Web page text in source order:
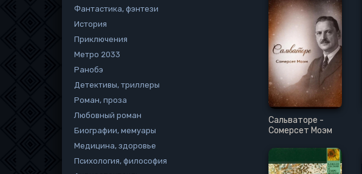
Сальваторе -
Сомерсет Моэм
Фантастика, фэнтези
История
Приключения
Метро 2033
Ранобэ
Детективы, триллеры
Роман, проза
Любовный роман
Биографии, мемуары
Медицина, здоровье
Психология, философия